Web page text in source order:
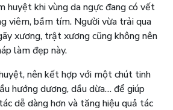
huyệt khi vùng da ngực đang có vết
viêm, bầm tím. Người vừa trải qua
xương, trật xương cũng không nên
làm đẹp này.
nên kết hợp với một chút tinh
hướng dương, dầu dừa… để giúp
dễ dàng hơn và tăng hiệu quả tác